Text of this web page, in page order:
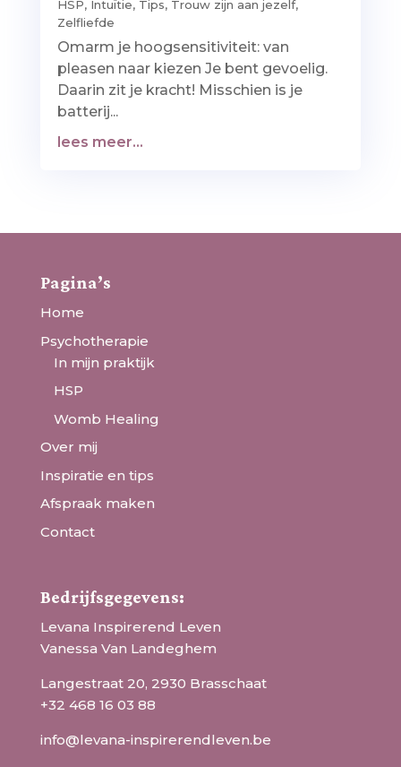
HSP, Intuïtie, Tips, Trouw zijn aan jezelf,
Zelfliefde
Omarm je hoogsensitiviteit: van
pleasen naar kiezen Je bent gevoelig.
Daarin zit je kracht! Misschien is je
batterij...
lees meer...
Pagina’s
Home
Psychotherapie
In mijn praktijk
HSP
Womb Healing
Over mij
Inspiratie en tips
Afspraak maken
Contact
Bedrijfsgegevens:
Levana Inspirerend Leven
Vanessa Van Landeghem
Langestraat 20, 2930 Brasschaat
+32 468 16 03 88
info@levana-inspirerendleven.be